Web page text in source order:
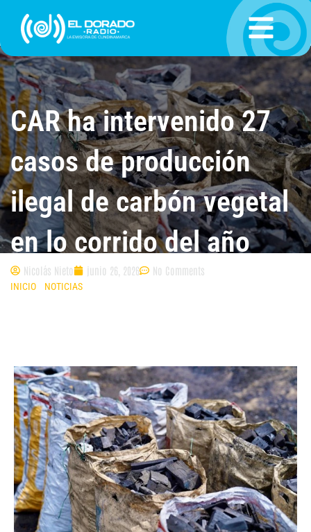
contenido
CAR ha intervenido 27
casos de producción
ilegal de carbón vegetal
en lo corrido del año
Nicolás Nieto junio 26, 2026 No Comments
INICIO NOTICIAS